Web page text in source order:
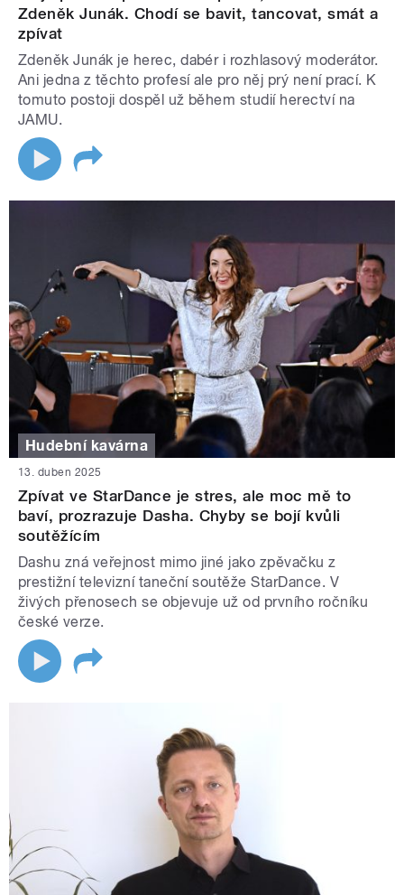
Zdeněk Junák. Chodí se bavit, tancovat, smát a
zpívat
Zdeněk Junák je herec, dabér i rozhlasový moderátor.
Ani jedna z těchto profesí ale pro něj prý není prací. K
tomuto postoji dospěl už během studií herectví na
JAMU.
Hudební kavárna
13. duben 2025
Zpívat ve StarDance je stres, ale moc mě to
baví, prozrazuje Dasha. Chyby se bojí kvůli
soutěžícím
Dashu zná veřejnost mimo jiné jako zpěvačku z
prestižní televizní taneční soutěže StarDance. V
živých přenosech se objevuje už od prvního ročníku
české verze.